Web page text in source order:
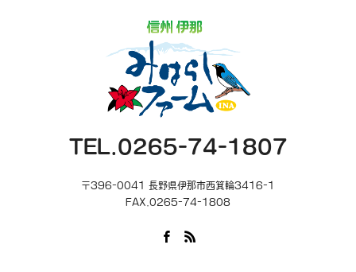
TEL.0265-74-1807
〒396-0041 長野県伊那市西箕輪3416-1
FAX.0265-74-1808